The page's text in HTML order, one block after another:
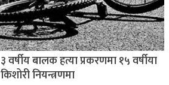
३ वर्षीय बालक हत्या प्रकरणमा १५ वर्षीया
किशोरी नियन्त्रणमा